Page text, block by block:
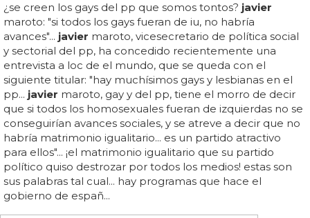
¿se creen los gays del pp que somos tontos? javier
maroto: "si todos los gays fueran de iu, no habría
avances"... javier maroto, vicesecretario de política social
y sectorial del pp, ha concedido recientemente una
entrevista a loc de el mundo, que se queda con el
siguiente titular: "hay muchísimos gays y lesbianas en el
pp... javier maroto, gay y del pp, tiene el morro de decir
que si todos los homosexuales fueran de izquierdas no se
conseguirían avances sociales, y se atreve a decir que no
habría matrimonio igualitario... es un partido atractivo
para ellos"... ¡el matrimonio igualitario que su partido
político quiso destrozar por todos los medios! estas son
sus palabras tal cual... hay programas que hace el
gobierno de españ...